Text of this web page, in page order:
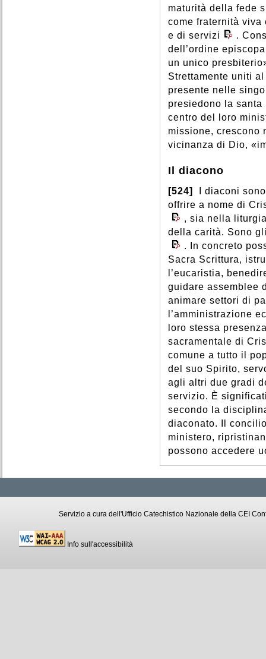
maturità della fede
come fraternità
e di servizi
.
dell’ordine
un unico
Strettamente uniti
presente nelle
presiedono la
centro del loro
missione, crescono
vicinanza di Dio,
Il diacono
[524]
I diaconi
offrire a nome di
, sia nella
della carità. Sono
. In concreto
Sacra Scrittura,
l’eucaristia,
guidare assemblee
animare settori di
l’amministrazione
loro stessa
sacramentale di
comune a tutto il
del suo Spirito,
agli altri due gradi
servizio. È
secondo la
diaconato. Il
ministero,
possono accedere
Servizio a cura dell'Ufficio Catechistico Nazionale della CEI
Info sull'accessibilità